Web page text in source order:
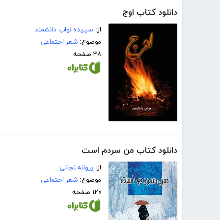
دانلود کتاب اوج
از: سپیده نواب دانشمند
موضوع: شعر اجتماعی
۴۸ صفحه
دانلود کتاب من سردم است
از: پروانه نجاتی
موضوع: شعر اجتماعی
۱۲۰ صفحه